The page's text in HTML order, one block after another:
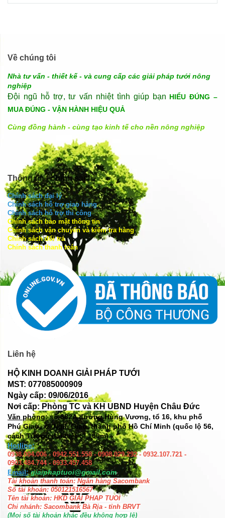
Về chúng tôi
Nhà tư vấn - thiết kế - và cung cấp các giải pháp tưới nông
nghiệp
Đội ngũ hỗ trợ, tư vấn nhiệt tình giúp bạn HIỂU ĐÚNG –
MUA ĐÚNG - VẬN HÀNH HIỆU QUẢ
Cùng đồng hành - cùng tạo kinh tế cho nền nông nghiệp
Thông tin - chính sách
Chính sách đại lý
Chính sách hỗ trợ giao hàng
Chính sách hỗ trợ thi công
Chính sách bảo mật thông tin
Chính sách vận chuyển và kiểm tra hàng
Chính sách đổi trả
Chính sách thanh toán
Liên hệ
HỘ KINH DOANH GIẢI PHÁP TƯỚI
MST: 077085000909
Ngày cấp: 09/06/2016
Nơi cấp: Phòng TC và KH UBND Huyện Châu Đức
Văn phòng: số382A đường Hùng Vương, tổ 16, khu phố
Phú Giao, xã Ngãi Giao, thành phố Hồ Chí Minh (quốc lộ 56,
cách Tượng đài Liệt Sĩ 100m)
Hotline:
0938.004.006 - 0942.551.558 - 0908.029.292 - 0932.107.721 -
0903.484.744 - 0933.457.458
Email: giaiphaptuoi@gmail.com
Tài khoản thanh toán: Ngân hàng Sacombank
Số tài khoản: 050121516567
Tên tài khoản: HKD GIAI PHAP TUOI
Chi nhánh: Sacombank Bà Rịa - tỉnh BRVT
(Mọi số tài khoản khác đều không hợp lệ)